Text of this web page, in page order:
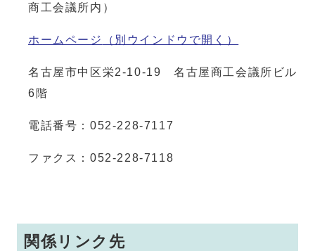
商工会議所内）
ホームページ （別ウインドウで開く）
名古屋市中区栄2-10-19 名古屋商工会議所ビル
6階
電話番号：052-228-7117
ファクス：052-228-7118
関係リンク先